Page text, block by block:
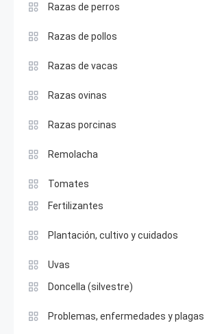
Razas de perros
Razas de pollos
Razas de vacas
Razas ovinas
Razas porcinas
Remolacha
Tomates
Fertilizantes
Plantación, cultivo y cuidados
Uvas
Doncella (silvestre)
Problemas, enfermedades y plagas